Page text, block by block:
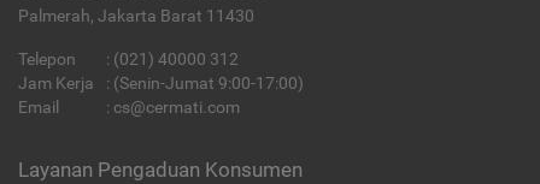
Palmerah, Jakarta Barat 11430
Telepon : (021) 40000 312
Jam Kerja
: (Senin-Jumat 9:00-17:00)
Email
: cs@cermati.com
Layanan Pengaduan Konsumen